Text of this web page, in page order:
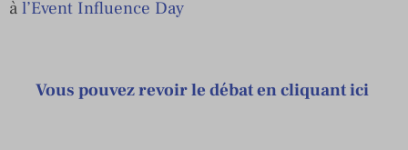
à l’Event Influence Day
Vous pouvez revoir le débat en cliquant ici